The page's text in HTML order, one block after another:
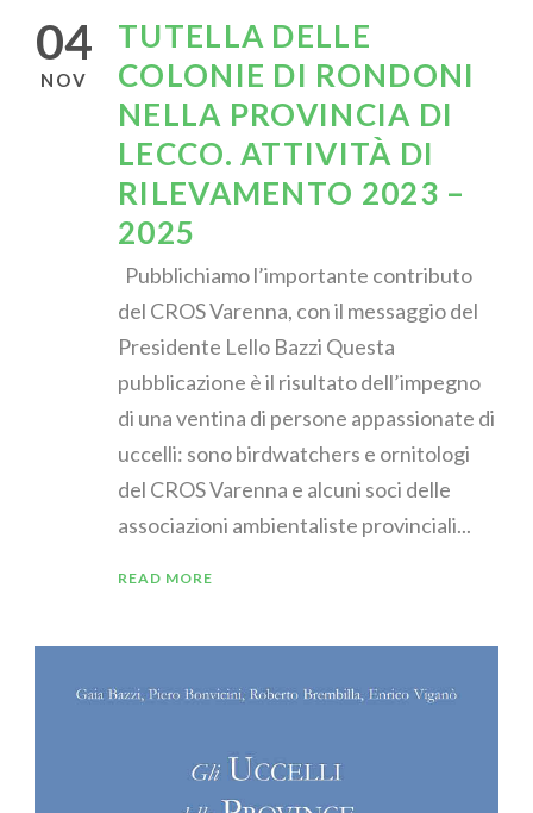
04
NOV
TUTELLA DELLE
COLONIE DI RONDONI
NELLA PROVINCIA DI
LECCO. ATTIVITÀ DI
RILEVAMENTO 2023 –
2025
Pubblichiamo l’importante contributo
del CROS Varenna, con il messaggio del
Presidente Lello Bazzi Questa
pubblicazione è il risultato dell’impegno
di una ventina di persone appassionate di
uccelli: sono birdwatchers e ornitologi
del CROS Varenna e alcuni soci delle
associazioni ambientaliste provinciali...
READ MORE